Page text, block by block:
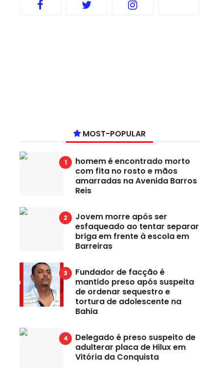
MOST-POPULAR
homem é encontrado morto
com fita no rosto e mãos
amarradas na Avenida Barros
Reis
Jovem morre após ser
esfaqueado ao tentar separar
briga em frente à escola em
Barreiras
Fundador de facção é
mantido preso após suspeita
de ordenar sequestro e
tortura de adolescente na
Bahia
Delegado é preso suspeito de
adulterar placa de Hilux em
Vitória da Conquista